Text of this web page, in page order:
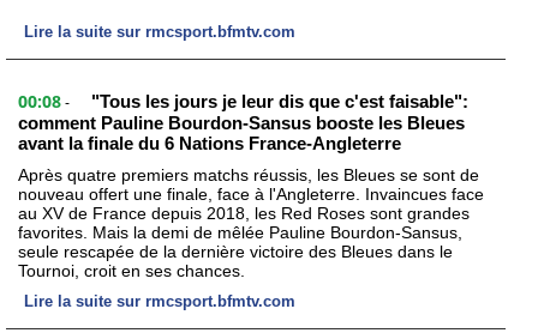
Lire la suite sur rmcsport.bfmtv.com
00:08 -
"Tous les jours je leur dis que c'est faisable":
comment Pauline Bourdon-Sansus booste les Bleues
avant la finale du 6 Nations France-Angleterre
Après quatre premiers matchs réussis, les Bleues se sont de
nouveau offert une finale, face à l'Angleterre. Invaincues face
au XV de France depuis 2018, les Red Roses sont grandes
favorites. Mais la demi de mêlée Pauline Bourdon-Sansus,
seule rescapée de la dernière victoire des Bleues dans le
Tournoi, croit en ses chances.
Lire la suite sur rmcsport.bfmtv.com